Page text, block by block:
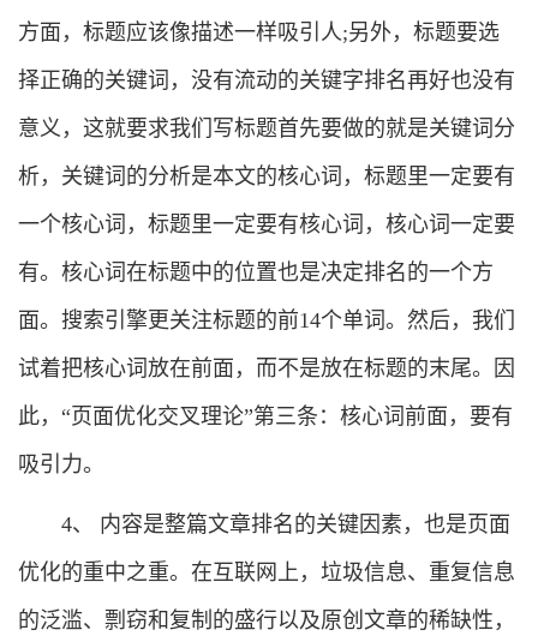
方面，标题应该像描述一样吸引人;另外，标题要选
择正确的关键词，没有流动的关键字排名再好也没有
意义，这就要求我们写标题首先要做的就是关键词分
析，关键词的分析是本文的核心词，标题里一定要有
一个核心词，标题里一定要有核心词，核心词一定要
有。核心词在标题中的位置也是决定排名的一个方
面。搜索引擎更关注标题的前14个单词。然后，我们
试着把核心词放在前面，而不是放在标题的末尾。因
此，“页面优化交叉理论”第三条：核心词前面，要有
吸引力。
4、 内容是整篇文章排名的关键因素，也是页面
优化的重中之重。在互联网上，垃圾信息、重复信息
的泛滥、剽窃和复制的盛行以及原创文章的稀缺性，